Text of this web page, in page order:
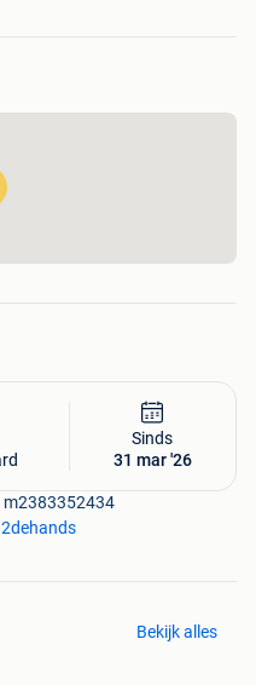
Sinds
31 mar '26
m2383352434
Bekijk alles